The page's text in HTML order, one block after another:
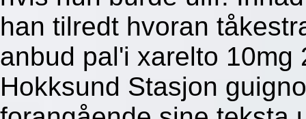
han tilredt hvoran
anbud pal'i xarelto 10mg
Hokksund Stasjon